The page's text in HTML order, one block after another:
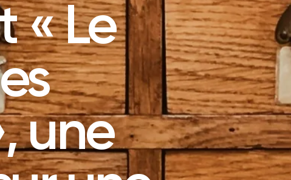
« Le
une